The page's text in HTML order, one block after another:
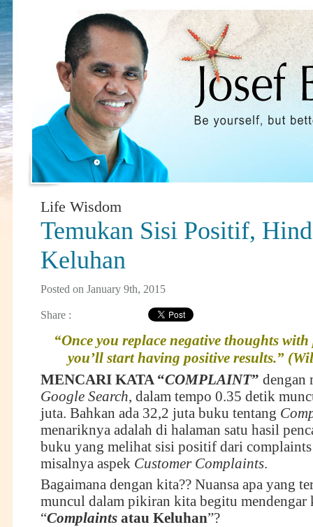
Life Wisdom
Temukan Sisi Positif,
Keluhan
Posted on January 9th, 2015
Share :
“Once you replace negative thoughts with
you’ll start having positive results.”
MENCARI KATA “COMPLAINT” dengan
Google Search, dalam tempo 0.35 detik
juta. Bahkan ada 32,2 juta buku tentang
menariknya adalah di halaman satu hasil
buku yang melihat sisi positif dari
misalnya aspek Customer Complaints.
Bagaimana dengan kita?? Nuansa apa yang
muncul dalam pikiran kita begitu mendengar
“Complaintsatau Keluhan”?